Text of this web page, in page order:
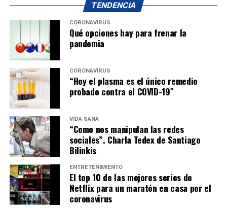
TENDENCIA
CORONAVIRUS
Qué opciones hay para frenar la
pandemia
CORONAVIRUS
“Hoy el plasma es el único remedio
probado contra el COVID-19″
VIDA SANA
“Como nos manipulan las redes
sociales”. Charla Tedex de Santiago
Bilinkis
ENTRETENIMIENTO
El top 10 de las mejores series de
Netflix para un maratón en casa por el
coronavirus